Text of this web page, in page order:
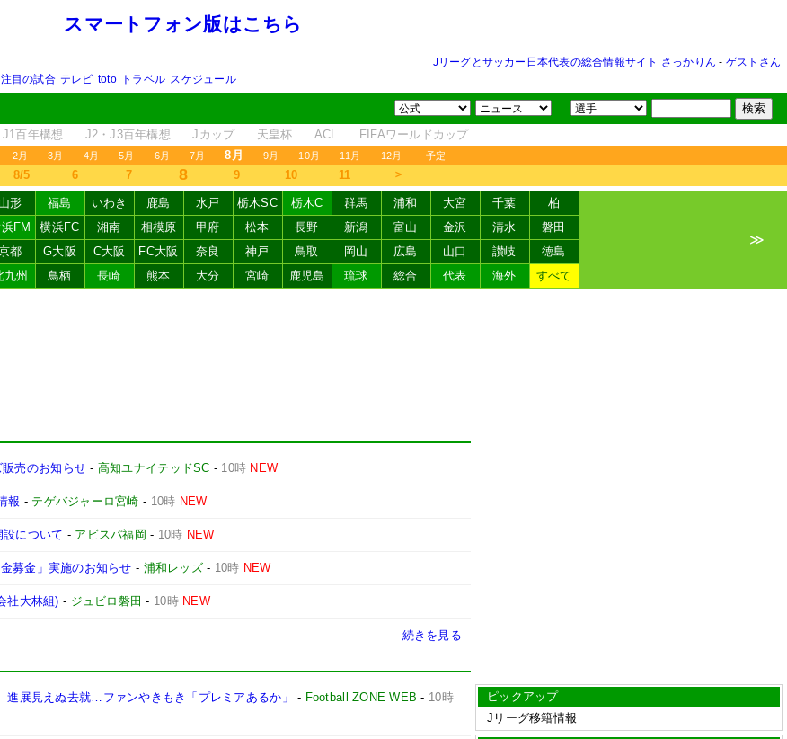
スマートフォン版はこちら
Jリーグとサッカー日本代表の総合情報サイト さっかりん - ゲストさん
注目の試合 テレビ toto トラベル スケジュール
J1百年構想 J2・J3百年構想 Jカップ 天皇杯 ACL FIFAワールドカップ
2月 3月 4月 5月 6月 7月 8月 9月 10月 11月 12月 予定
8/5 6 7 8 9 10 11 ＞
山形 福島 いわき 鹿島 水戸 栃木SC 栃木C 群馬 浦和 大宮 千葉
柏
FM 横浜FC 湘南 相模原 甲府 松本 長野 新潟 富山 金沢 清水
磐田
都 G大阪 C大阪 FC大阪 奈良 神戸 鳥取 岡山 広島 山口 讃岐
徳島
九州 鳥栖 長崎 熊本 大分 宮崎 鹿児島 琉球 総合 代表 海外 すべて
≫
売のお知らせ - 高知ユナイテッドSC - 10時 NEW
報 - テゲバジャーロ宮崎 - 10時 NEW
について - アビスパ福岡 - 10時 NEW
募金」実施のお知らせ - 浦和レッズ- 10時 NEW
社大林組) - ジュビロ磐田 - 10時 NEW
続きを見る
展見えぬ去就…ファンやきもき「プレミアあるか」 - Football ZONE WEB - 10時
ピックアップ
Jリーグ移籍情報